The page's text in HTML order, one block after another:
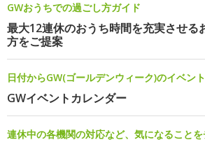
GWおうちでの過ごし方ガイド
最大12連休のおうち時間を充実させる
方をご提案
日付からGW(ゴールデンウィーク)のイベン
GWイベントカレンダー
連休中の各機関の対応など、気になることを